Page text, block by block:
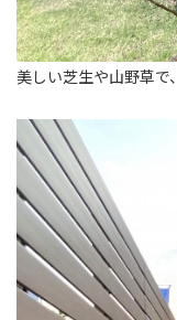
美しい芝生や山野草で